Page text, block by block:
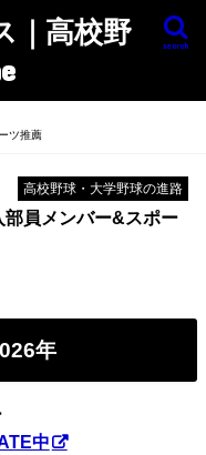
｜高校野
search
ツ推薦
高校野球・大学野球の進路
部員メンバー&スポー
年
中